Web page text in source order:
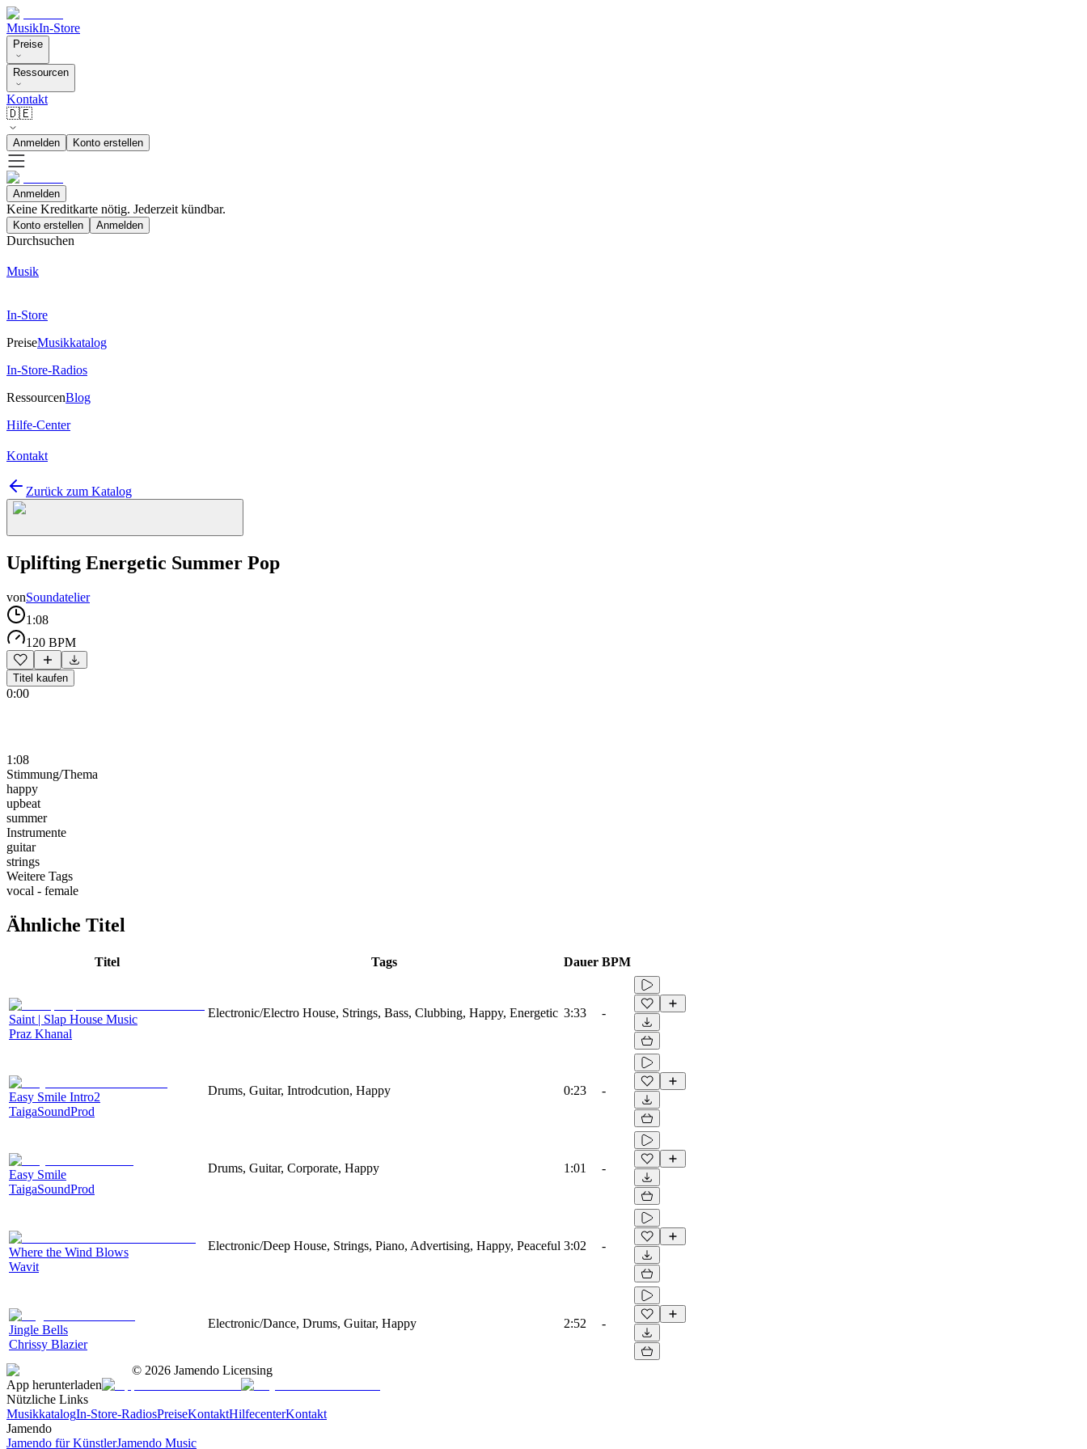
MusikIn-Store
Preise
Ressourcen
Kontakt
🇩🇪
Anmelden Konto erstellen
Anmelden
Keine Kreditkarte nötig. Jederzeit kündbar.
Konto erstellen Anmelden
Durchsuchen
Musik
In-Store
PreiseMusikkatalog
In-Store-Radios
RessourcenBlog
Hilfe-Center
Kontakt
Zurück zum Katalog
Uplifting Energetic Summer Pop
vonSoundatelier
1:08
120 BPM
Titel kaufen
0:00
1:08
Stimmung/Thema
happy
upbeat
summer
Instrumente
guitar
strings
Weitere Tags
vocal - female
Ähnliche Titel
Titel Tags Dauer BPM
Saint | Slap House Music
Praz Khanal
Electronic/Electro House, Strings, Bass, Clubbing, Happy, Energetic 3:33 -
Easy Smile Intro2
TaigaSoundProd
Drums, Guitar, Introdcution, Happy 0:23 -
Easy Smile
TaigaSoundProd
Drums, Guitar, Corporate, Happy 1:01 -
Where the Wind Blows
Wavit
Electronic/Deep House, Strings, Piano, Advertising, Happy, Peaceful 3:02 -
Jingle Bells
Chrissy Blazier
Electronic/Dance, Drums, Guitar, Happy 2:52 -
© 2026 Jamendo Licensing
App herunterladen
Nützliche Links
MusikkatalogIn-Store-RadiosPreiseKontaktHilfecenterKontakt
Jamendo
Jamendo für KünstlerJamendo Music